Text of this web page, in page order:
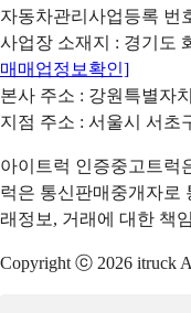
자동차관리사업등록 번
사업장 소재지 : 경기도
매매업정보확인]
본사 주소 : 강원특별자
지점 주소 : 서울시 서초
아이트럭 인증중고트럭
럭은 통신판매중개자로
래정보, 거래에 대한 책
Copyright ⓒ 2026 itruck